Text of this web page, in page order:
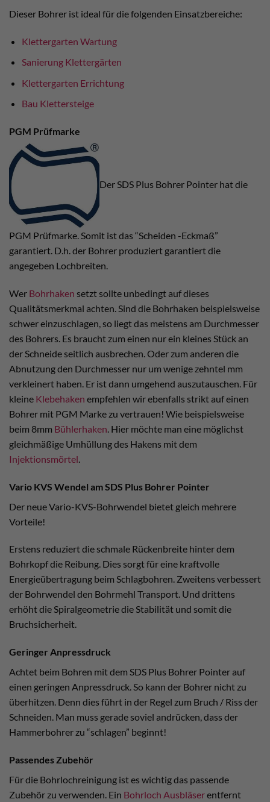
Dieser Bohrer ist ideal für die folgenden Einsatzbereiche:
Klettergarten Wartung
Sanierung Klettergärten
Klettergarten Errichtung
Bau Klettersteige
PGM Prüfmarke
Der SDS Plus Bohrer Pointer hat die
PGM Prüfmarke. Somit ist das “Scheiden -Eckmaß”
garantiert. D.h. der Bohrer produziert garantiert die
angegeben Lochbreiten.
Wer Bohrhaken setzt sollte unbedingt auf dieses
Qualitätsmerkmal achten. Sind die Bohrhaken beispielsweise
schwer einzuschlagen, so liegt das meistens am Durchmesser
des Bohrers. Es braucht zum einen nur ein kleines Stück an
der Schneide seitlich ausbrechen. Oder zum anderen die
Abnutzung den Durchmesser nur um wenige zehntel mm
verkleinert haben. Er ist dann umgehend auszutauschen. Für
kleine Klebehaken empfehlen wir ebenfalls strikt auf einen
Bohrer mit PGM Marke zu vertrauen! Wie beispielsweise
beim 8mm Bühlerhaken . Hier möchte man eine möglichst
gleichmäßige Umhüllung des Hakens mit dem
Injektionsmörtel
Vario KVS Wendel am SDS Plus Bohrer Pointer
Der neue Vario-KVS-Bohrwendel bietet gleich mehrere
Vorteile!
Erstens reduziert die schmale Rückenbreite hinter dem
Bohrkopf die Reibung. Dies sorgt für eine kraftvolle
Energieübertragung beim Schlagbohren. Zweitens verbessert
der Bohrwendel den Bohrmehl Transport. Und drittens
erhöht die Spiralgeometrie die Stabilität und somit die
Bruchsicherheit.
Geringer Anpressdruck
Achtet beim Bohren mit dem SDS Plus Bohrer Pointer auf
einen geringen Anpressdruck. So kann der Bohrer nicht zu
überhitzen. Denn dies führt in der Regel zum Bruch / Riss der
Schneiden. Man muss gerade soviel andrücken, dass der
Hammerbohrer zu “schlagen” beginnt!
Passendes Zubehör
Für die Bohrlochreinigung ist es wichtig das passende
Zubehör zu verwenden. Ein Bohrloch Ausbläserentfernt